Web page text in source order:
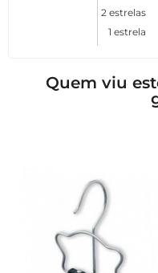
2 estrelas
1 estrela
Quem viu